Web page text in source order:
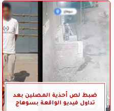
ضبط لص أحذية المصلين بعد
تداول فيديو الواقعة بسوهاج